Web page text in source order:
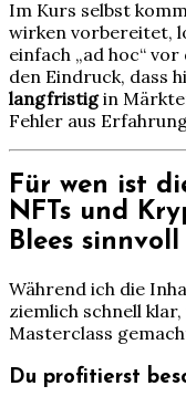
Im Kurs selbst
wirken vorbereitet,
einfach „ad hoc“
den Eindruck, dass
langfristigin
Fehler aus
Für wen ist
NFTs und
Blees
Während ich die
ziemlich schnell
Masterclass
Du profitierst